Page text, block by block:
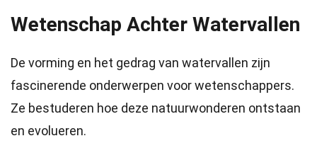
Wetenschap Achter Watervallen
De vorming en het gedrag van watervallen zijn
fascinerende onderwerpen voor wetenschappers.
Ze bestuderen hoe deze natuurwonderen ontstaan
en evolueren.